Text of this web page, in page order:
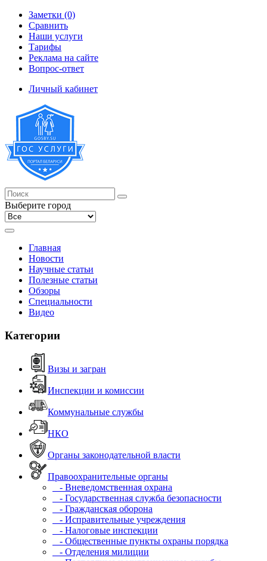
Заметки (0)
Сравнить
Наши услуги
Тарифы
Реклама на сайте
Вопрос-ответ
Личный кабинет
Выберите город
Главная
Новости
Научные статьи
Полезные статьи
Обзоры
Специальности
Видео
Категории
Визы и загран
Инспекции и комиссии
Коммунальные службы
НКО
Органы законодательной власти
Правоохранительные органы
- Вневедомственная охрана
- Государственная служба безопасности
- Гражданская оборона
- Исправительные учреждения
- Налоговые инспекции
- Общественные пункты охраны порядка
- Отделения милиции